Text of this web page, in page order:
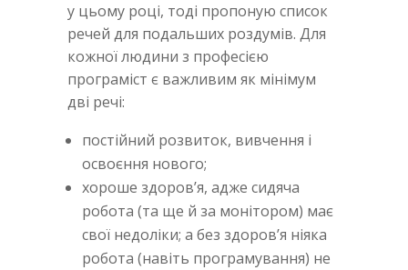
у цьому році, тоді пропоную список
речей для подальших роздумів. Для
кожної людини з професією
програміст є важливим як мінімум
дві речі:
постійний розвиток, вивчення і
освоєння нового;
хороше здоров’я, адже сидяча
робота (та ще й за монітором) має
свої недоліки; а без здоров’я ніяка
робота (навіть програмування) не